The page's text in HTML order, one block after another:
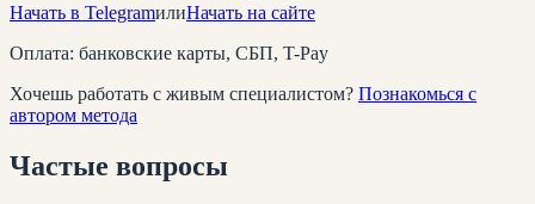
Начать в TelegramилиНачать на сайте
Оплата: банковские карты, СБП, T-Pay
Хочешь работать с живым специалистом? Познакомься с
автором метода
Частые вопросы